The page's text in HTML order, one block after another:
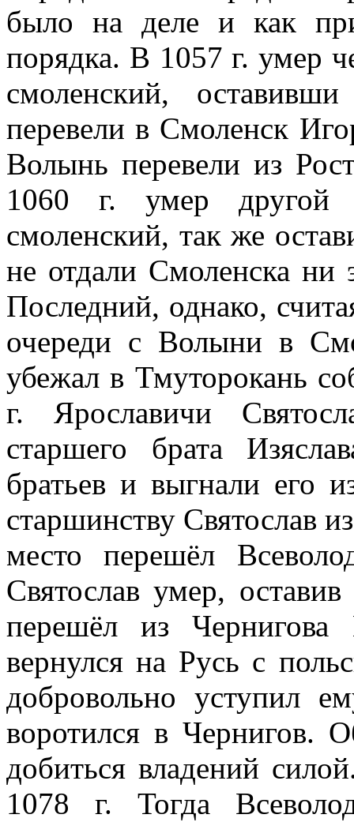
было на деле и как
порядка. В 1057 г. умер
смоленский,
перевели в Смоленск
Волынь перевели из
1060 г. умер другой
смоленский, так же
не отдали Смоленска ни
Последний, однако,
очереди с Волыни в
убежал в Тмуторокань
г. Ярославичи
старшего брата
братьев и выгнали его
старшинству Святослав
место перешёл
Святослав умер,
перешёл из Чернигова
вернулся на Русь с
добровольно уступил
воротился в Чернигов.
добиться владений
1078 г. Тогда